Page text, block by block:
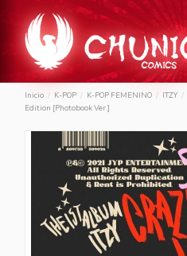
Inicio K-POP K-POP FEMENINO ITZY
Edition [Photobook Ver.]